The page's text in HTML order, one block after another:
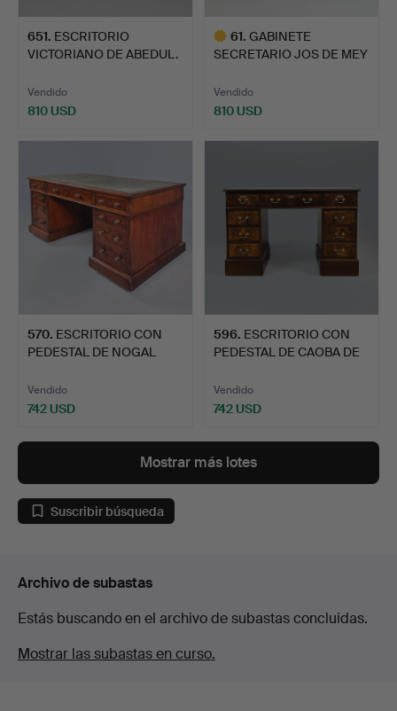
651. ESCRITORIO
VICTORIANO DE ABEDUL.
Vendido
810 USD
61. GABINETE
SECRETARIO JOS DE MEY
Vendido
810 USD
570. ESCRITORIO CON
PEDESTAL DE NOGAL
Vendido
742 USD
596. ESCRITORIO CON
PEDESTAL DE CAOBA DE
Vendido
742 USD
Mostrar más lotes
Suscribir búsqueda
Archivo de subastas
Estás buscando en el archivo de subastas concluidas.
Mostrar las subastas en curso.